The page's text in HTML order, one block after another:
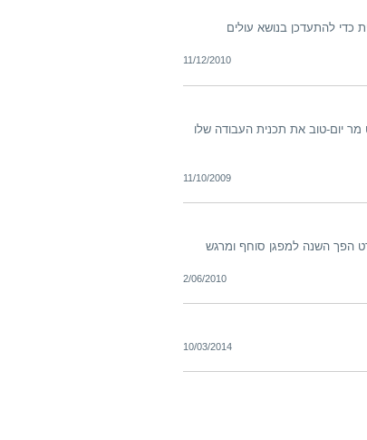
כדי להתעדכן בנושא עולים
11/12/2010
מר יום-טוב את תכנית העבודה שלו
11/10/2009
ג' ה-1 ביוני בהיכל התרבות. הקונצרט הפך השנה למפגן סוחף ומרגש
2/06/2010
10/03/2014